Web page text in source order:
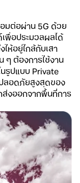
มต่อผ่าน 5G ด้วย
พื่อประมวลผลได้
ห้อยู่ใกล้กับเสา
ต้องการใช้งาน
รูปแบบ Private
ลอดภัยสูงสุดของ
ส่งออกจากพื้นที่การ